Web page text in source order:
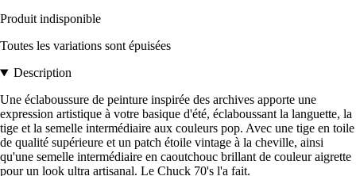
Produit indisponible
Toutes les variations sont épuisées
Description
Une éclaboussure de peinture inspirée des archives apporte une
expression artistique à votre basique d'été, éclaboussant la languette, la
tige et la semelle intermédiaire aux couleurs pop. Avec une tige en toile
de qualité supérieure et un patch étoile vintage à la cheville, ainsi
qu'une semelle intermédiaire en caoutchouc brillant de couleur aigrette
pour un look ultra artisanal. Le Chuck 70's l'a fait.